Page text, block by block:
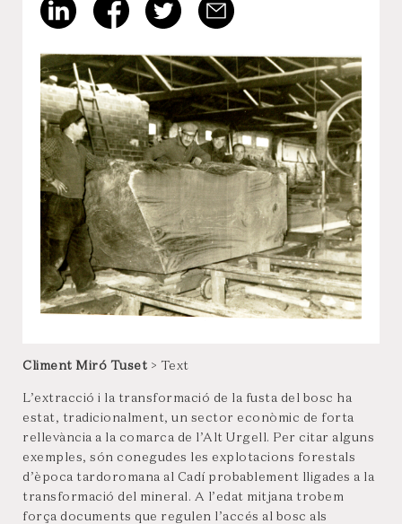
Climent Miró Tuset > Text
L’extracció i la transformació de la fusta del bosc ha
estat, tradicionalment, un sector econòmic de forta
rellevància a la comarca de l’Alt Urgell. Per citar alguns
exemples, són conegudes les explotacions forestals
d’època tardoromana al Cadí probablement lligades a la
transformació del mineral. A l’edat mitjana trobem
força documents que regulen l’accés al bosc als